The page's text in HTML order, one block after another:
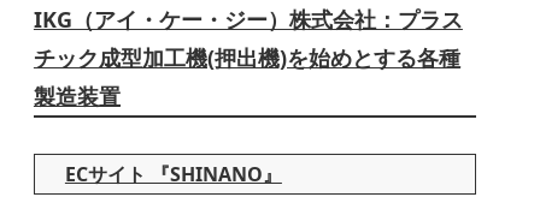
IKG（アイ・ケー・ジー）株式会社：プラス
チック成型加工機(押出機)を始めとする各種
製造装置
ECサイト 『SHINANO』